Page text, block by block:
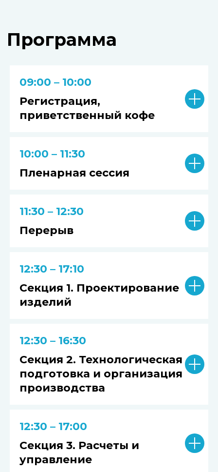
09:00 – 10:00
Регистрация,
приветственный кофе
10:00 – 11:30
Пленарная сессия
11:30 – 12:30
Перерыв
12:30 – 17:10
Секция 1. Проектирование
изделий
12:30 – 16:30
Секция 2. Технологическая
подготовка и организация
производства
12:30 – 17:00
Секция 3. Расчеты и
управление
Регистрация